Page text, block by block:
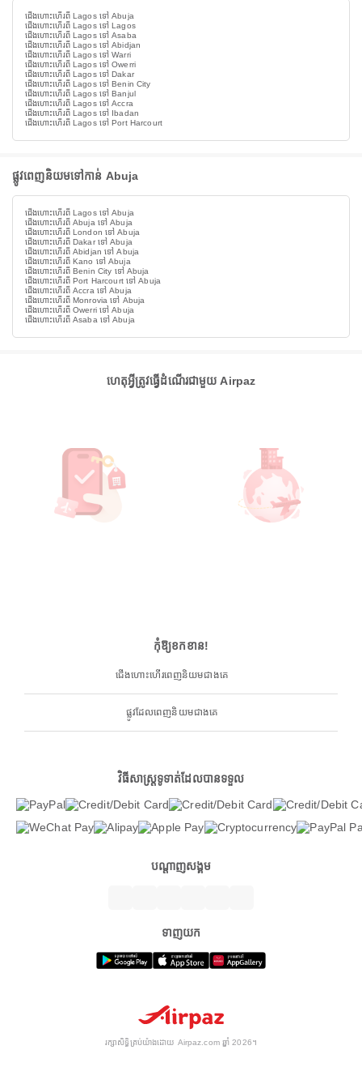
ជើងហោះហើរពី Lagos ទៅ Abuja
ជើងហោះហើរពី Lagos ទៅ Lagos
ជើងហោះហើរពី Lagos ទៅ Asaba
ជើងហោះហើរពី Lagos ទៅ Abidjan
ជើងហោះហើរពី Lagos ទៅ Warri
ជើងហោះហើរពី Lagos ទៅ Owerri
ជើងហោះហើរពី Lagos ទៅ Dakar
ជើងហោះហើរពី Lagos ទៅ Benin City
ជើងហោះហើរពី Lagos ទៅ Banjul
ជើងហោះហើរពី Lagos ទៅ Accra
ជើងហោះហើរពី Lagos ទៅ Ibadan
ជើងហោះហើរពី Lagos ទៅ Port Harcourt
ផ្លូវពេញនិយមទៅកាន់ Abuja
ជើងហោះហើរពី Lagos ទៅ Abuja
ជើងហោះហើរពី Abuja ទៅ Abuja
ជើងហោះហើរពី London ទៅ Abuja
ជើងហោះហើរពី Dakar ទៅ Abuja
ជើងហោះហើរពី Abidjan ទៅ Abuja
ជើងហោះហើរពី Kano ទៅ Abuja
ជើងហោះហើរពី Benin City ទៅ Abuja
ជើងហោះហើរពី Port Harcourt ទៅ Abuja
ជើងហោះហើរពី Accra ទៅ Abuja
ជើងហោះហើរពី Monrovia ទៅ Abuja
ជើងហោះហើរពី Owerri ទៅ Abuja
ជើងហោះហើរពី Asaba ទៅ Abuja
ហេតុអ្វីត្រូវធ្វើដំណើរជាមួយ Airpaz
កុំឱ្យខកខាន!
ជើងហោះហើរពេញនិយមជាងគេ
ផ្លូវដែលពេញនិយមជាងគេ
វិធីសាស្ត្រទូទាត់ដែលបានទទួល
បណ្តាញសង្គម
ទាញយក
រក្សាសិទ្ធិគ្រប់យ៉ាងដោយ Airpaz.com ឆ្នាំ 2026។